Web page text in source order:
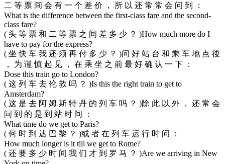
二 等 票 间 会 有 一 个 差 价 ， 所 以 还 常 常 会 问 到 ：
What is the difference between the first-class fare and the second-
class fare?
( 头 等 票 和 二 等 票 之 间 差 多 少 ？ )How much more do I
have to pay for the express?
( 坐 快 车 我 还 须 再 付 多 少 ？ )问 好 站 台 和 乘 车 地 点 後
， 为 谨 慎 起 见 ， 在 乘 坐 之 前 最 好 确 认 一 下 ：
Dose this train go to London?
( 这 列 车 去 伦 敦 吗 ？ )Is this the right train to get to
Amsterdam?
( 这 是 去 阿 姆 斯 特 丹 的 列 车 吗 ？ )除 此 以 外 ， 还 常 会
问 到 的 是 到 站 时 间 ：
What time do we get to Paris?
( 何 时 到 达 巴 黎 ？ )或 者 在 列 车 运 行 时 问 ：
How much longer is it till we get to Rome?
( 还 要 多 少 时 间 我 们 才 到 罗 马 ？ )Are we arriving in New